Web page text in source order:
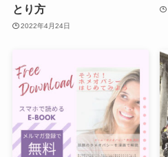
とり方
2022年4月24日